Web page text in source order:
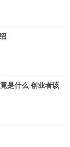
是什么 创业者该